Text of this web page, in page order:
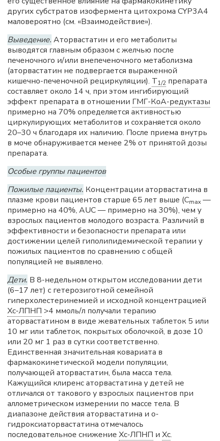
других субстратов изофермента цитохрома CYP3А4
маловероятно (см. «Взаимодействие»).
Выведение. Аторвастатин и его метаболиты
выводятся главным образом с желчью после
печеночного и/или внепеченочного метаболизма
(аторвастатин не подвергается выраженной
кишечно-печеночной рециркуляции). T1/2 препарата
составляет около 14 ч, при этом ингибирующий
эффект препарата в отношении ГМГ-КоА-редуктазы
примерно на 70% определяется активностью
циркулирующих метаболитов и сохраняется около
20–30 ч благодаря их наличию. После приема внутрь
в моче обнаруживается менее 2% от принятой дозы
препарата.
Особые группы пациентов
Пожилые пациенты. Концентрации аторвастатина в
плазме крови пациентов старше 65 лет выше (Cmax —
примерно на 40%, AUC — примерно на 30%), чем у
взрослых пациентов молодого возраста. Различий в
эффективности и безопасности препарата или
достижении целей гиполипидемической терапии у
пожилых пациентов по сравнению с общей
популяцией не выявлено.
Дети. В 8-недельном открытом исследовании дети
(6–17 лет) с гетерозиготной семейной
гиперхолестеринемией и исходной концентрацией
Хс-ЛПНП >4 ммоль/л получали терапию
аторвастатином в виде жевательных таблеток 5 или
10 мг или таблеток, покрытых оболочкой, в дозе 10
или 20 мг 1 раз в сутки соответственно.
Единственная значительная ковариата в
фармакокинетической модели популяции,
получающей аторвастатин, была масса тела.
Кажущийся клиренс аторвастатина у детей не
отличался от такового у взрослых пациентов при
аллометрическом измерении по массе тела. В
диапазоне действия аторвастатина и о-
гидроксиаторвастатина отмечалось
последовательное снижение Хс-ЛПНП и Хс.